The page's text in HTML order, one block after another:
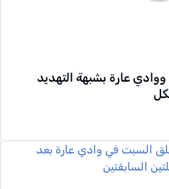
عارة بشبهة التهديد